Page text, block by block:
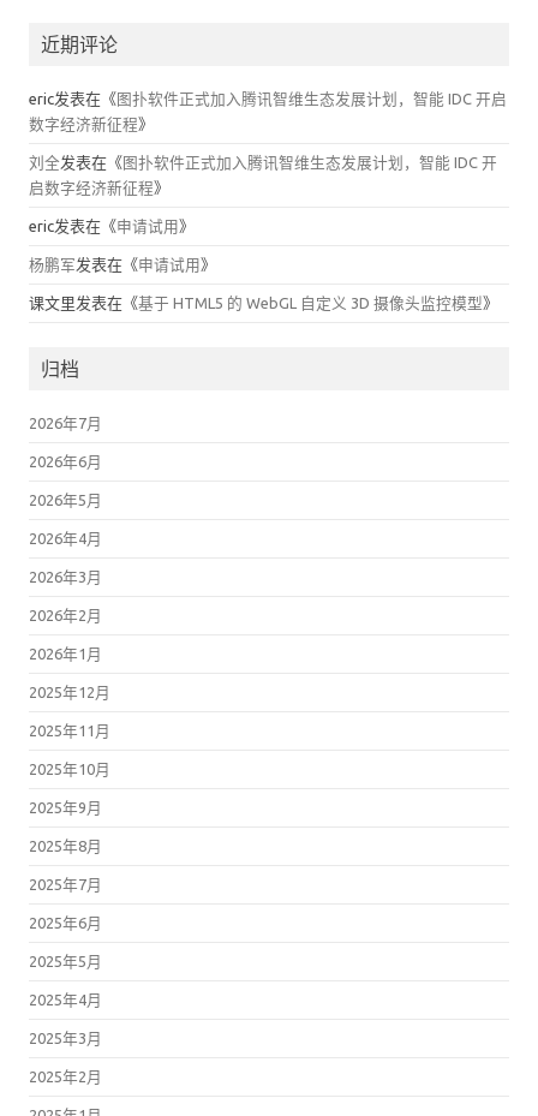
近期评论
eric发表在《 图扑软件正式加入腾讯智维生态发展计划，智能 IDC 开启
数字经济新征程》
刘全发表在《 图扑软件正式加入腾讯智维生态发展计划，智能 IDC 开
启数字经济新征程》
eric发表在《申请试用 》
杨鹏军发表在《申请试用 》
课文里发表在《基于 HTML5 的 WebGL 自定义 3D 摄像头监控模型》
归档
2026年7月
2026年6月
2026年5月
2026年4月
2026年3月
2026年2月
2026年1月
2025年12月
2025年11月
2025年10月
2025年9月
2025年8月
2025年7月
2025年6月
2025年5月
2025年4月
2025年3月
2025年2月